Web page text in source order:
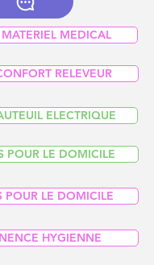
POUR LE DOMICILE
HYGIENNE
MEDICAL
ELECTRIQUE
RELEVEUR
POUR LE DOMICILE